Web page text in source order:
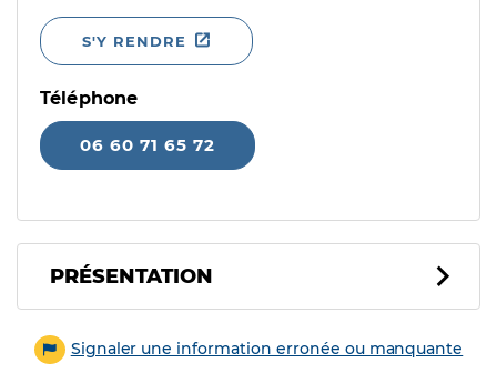
S'Y RENDRE
Téléphone
06 60 71 65 72
PRÉSENTATION
Signaler une information erronée ou manquante